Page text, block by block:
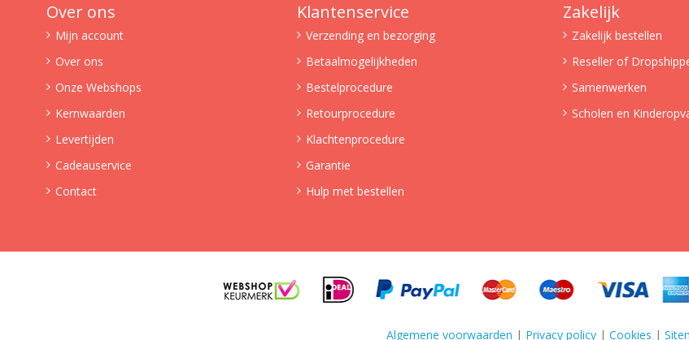
Over ons
Mijn account
Over ons
Onze Webshops
Kernwaarden
Levertijden
Cadeauservice
Contact
Klantenservice
Verzending en bezorging
Betaalmogelijkheden
Bestelprocedure
Retourprocedure
Klachtenprocedure
Garantie
Hulp met bestellen
Zakelijk
Zakelijk bestellen
Reseller of
Samenwerken
Scholen en
Algemene voorwaarden | Privacy policy| Cookies |